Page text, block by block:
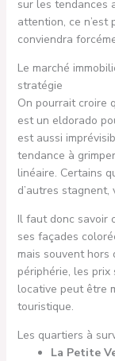
sur les tendances
attention, ce n’est
conviendra
Le marché
stratégie
On pourrait croire
est un eldorado
est aussi
tendance à
linéaire. Certains
d’autres stagnent,
Il faut donc savoir
ses façades
mais souvent hors
périphérie, les
locative peut être
touristique.
Les quartiers à
La Petite